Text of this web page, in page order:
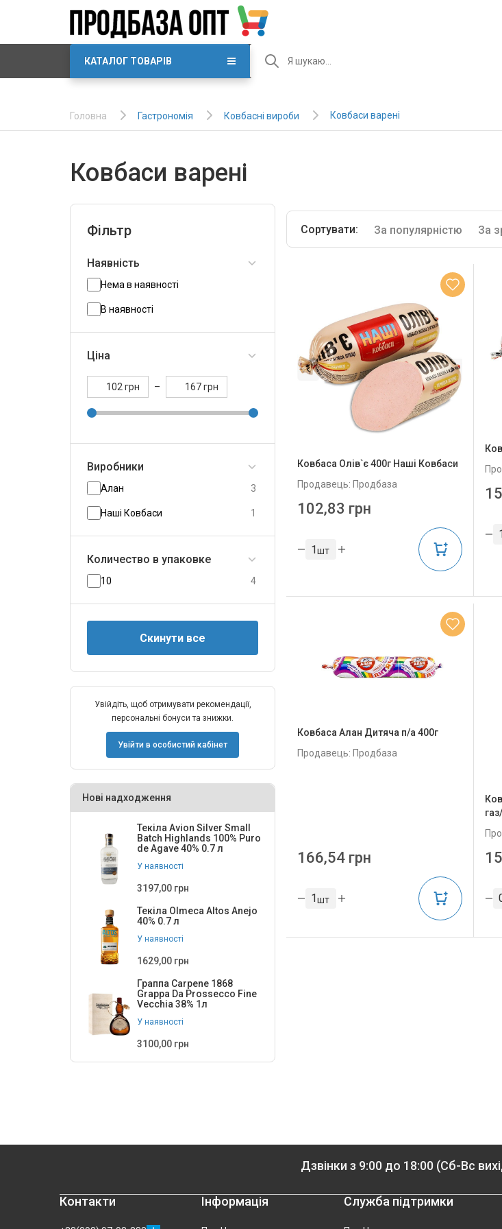
КАТАЛОГ ТОВАРІВ
Головна Гастрономія Ковбасні вироби Ковбаси варені
Ковбаси варені
Фільтр
Наявність
Нема в наявності
В наявності
Ціна
грн – грн
Виробники
Алан 3
Наші Ковбаси 1
Количество в упаковке
10 4
Увійдіть, щоб отримувати рекомендації,
персональні бонуси та знижки.
Увійти в особистий кабінет
Нові надходження
Текіла Avion Silver Small
Batch Highlands 100% Puro
de Agave 40% 0.7 л
У наявності
3197,00 грн
Текіла Olmeca Altos Anejo
40% 0.7 л
У наявності
1629,00 грн
Граппа Carpene 1868
Grappa Da Prossecco Fine
Vecchia 38% 1л
У наявності
3100,00 грн
Сортувати: За популярністю За
Ковбаса Олів`є 400г Наші Ковбаси
Продавець: Продбаза
102,83 грн
шт
Ковбаса Алан Дитяча п/а 400г
Продавець: Продбаза
166,54 грн
шт
Дзвінки з 9:00 до 18:00 (Сб-Вс
Контакти Інформація Служба підтримки